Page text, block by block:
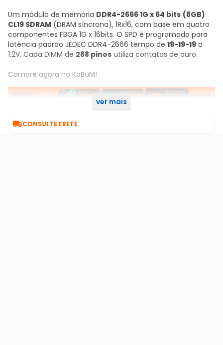
Um módulo de memória DDR4-2666 1G x 64 bits (8GB)
CL19 SDRAM (DRAM síncrona), 1Rx16, com base em quatro
componentes FBGA 1G x 16bits. O SPD é programado para
latência padrão JEDEC DDR4-2666 tempo de 19-19-19 a
1.2V. Cada DIMM de 288 pinos utiliza contatos de ouro.
Compre agora no KaBuM!
ver mais
CONSULTE FRETE